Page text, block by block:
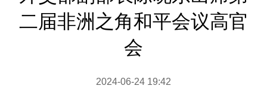
二届非洲之角和平会议高官
会
2024-06-24 19:42